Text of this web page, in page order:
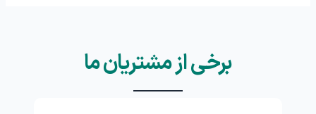
برخی از مشتریان ما